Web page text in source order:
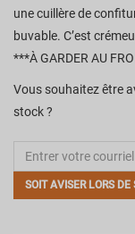
une cuillère de
buvable. C’est
***À GARDER AU
Vous souhaitez être
stock ?
SOIT AVISER LORS